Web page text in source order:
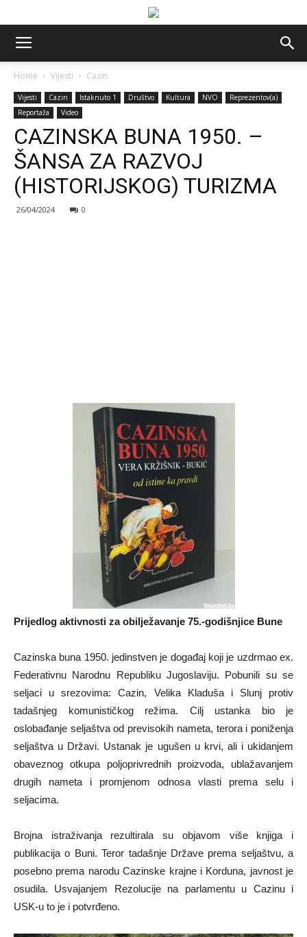
Home Vijesti Cazin
Vijesti Cazin Istaknuto 1 Društvo Kultura NVO
Reprezentov(a)
Reportaža
Video
CAZINSKA BUNA 1950. –
ŠANSA ZA RAZVOJ
(HISTORIJSKOG) TURIZMA
26/04/2024 0
Prijedlog aktivnosti za obilježavanje 75.-godišnjice Bune
Cazinska buna 1950. jedinstven je događaj koji je uzdrmao ex.
Federativnu Narodnu Republiku Jugoslaviju. Pobunili su se
seljaci u srezovima: Cazin, Velika Kladuša i Slunj protiv
tadašnjeg komunističkog režima. Cilj ustanka bio je
oslobađanje seljaštva od previsokih nameta, terora i poniženja
seljaštva u Državi. Ustanak je ugušen u krvi, ali i ukidanjem
obaveznog otkupa poljoprivrednih proizvoda, ublažavanjem
drugih nameta i promjenom odnosa vlasti prema selu i
seljacima.
Brojna istraživanja rezultirala su objavom više knjiga i
publikacija o Buni. Teror tadašnje Države prema seljaštvu, a
posebno prema narodu Cazinske krajne i Korduna, javnost je
osudila. Usvajanjem Rezolucije na parlamentu u Cazinu i
USK-u to je i potvrđeno.